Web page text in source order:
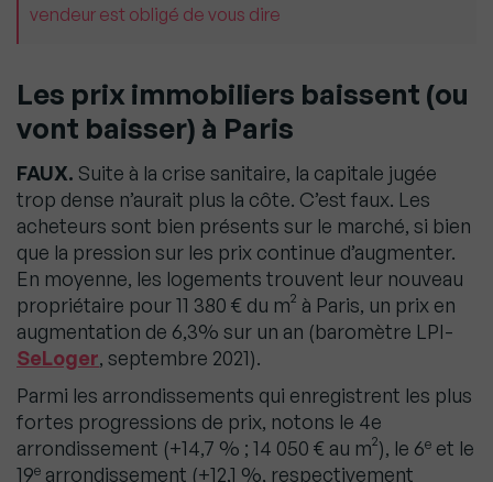
vendeur est obligé de vous dire
Les prix immobiliers baissent (ou
vont baisser) à Paris
FAUX. Suite à la crise sanitaire, la capitale jugée
trop dense n’aurait plus la côte. C’est faux. Les
acheteurs sont bien présents sur le marché, si bien
que la pression sur les prix continue d’augmenter.
En moyenne, les logements trouvent leur nouveau
propriétaire pour 11 380 € du m² à Paris, un prix en
augmentation de 6,3% sur un an (baromètre LPI-
SeLoger, septembre 2021).
Parmi les arrondissements qui enregistrent les plus
fortes progressions de prix, notons le 4e
arrondissement (+14,7 % ; 14 050 € au m²), le 6e et le
19e arrondissement (+12,1 %, respectivement